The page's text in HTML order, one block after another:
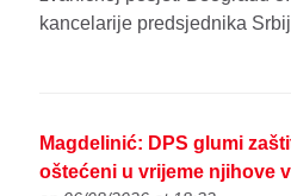
kancelarije predsjednika
Magdelinić: DPS glumi
oštećeni u vrijeme njihove